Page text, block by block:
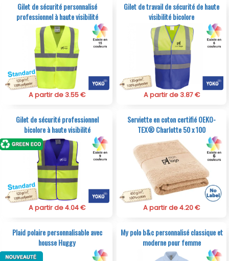
Gilet de sécurité personnalisé
professionnel à haute visibilité
A partir de 3.55 €
Gilet de travail de sécurité de haute
visibilité bicolore
A partir de 3.87 €
Gilet de sécurité professionnel
bicolore à haute visibilité
A partir de 4.04 €
Serviette en coton certifié OEKO-
TEX® Charlotte 50 x 100
A partir de 4.20 €
Plaid polaire personnalisable avec
housse Huggy
My polo b&c personnalisé classique et
moderne pour femme